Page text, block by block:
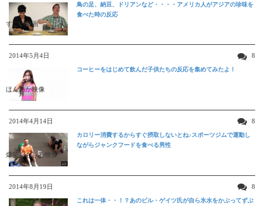
すごい動画
鳥の足、納豆、ドリアンなど・・・・アメリカ人がアジアの珍味を
食べた時の反応
2014年5月4日 8
ほんわか映像
コーヒーをはじめて飲んだ子供たちの反応を集めてみたよ！
2014年4月14日 8
爆笑おもしろ映像
カロリー消費するからすぐ摂取しないとね♪スポーツジムで運動し
ながらジャンクフードを食べる男性
2014年8月19日 8
これは一体・・！？あのビル・ゲイツ氏が自ら氷水をかぶってずぶ